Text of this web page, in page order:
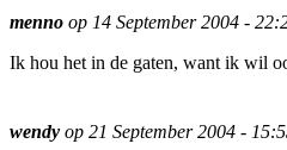
menno op 14 September 2004 -
Ik hou het in de gaten, want ik wil
wendy op 21 September 2004 -